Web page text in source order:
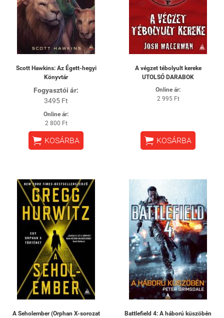
Scott Hawkins: Az Égett-hegyi
Könyvtár
Fogyasztói ár:
3495 Ft
Online ár:
2 800 Ft
 KOSÁRBA
A végzet tébolyult kereke
UTOLSÓ DARABOK
Online ár:
2 995 Ft
 KOSÁRBA
A Seholember (Orphan X-sorozat
Battlefield 4: A háború küszöbén